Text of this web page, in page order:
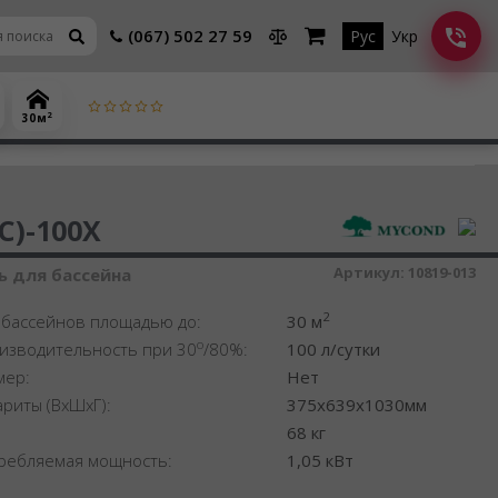
(067) 502 27 59 Рус Укр
30 м 2
воздуха
100X
для бассейна Артикул: 10819-013
площадью до: 30 м2
при 30o/80%:
100 л/сутки
Нет
(ВхШхГ):
375x639x1030мм
68 кг
мощность:
1,05 кВт